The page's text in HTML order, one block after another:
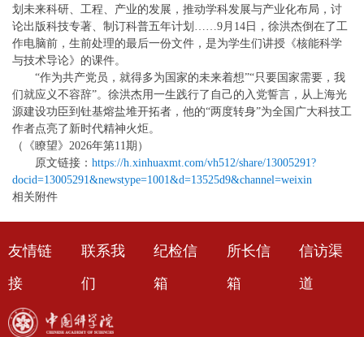
划未来科研、工程、产业的发展，推动学科发展与产业化布局，讨
论出版科技专著、制订科普五年计划……9月14日，徐洪杰倒在了工
作电脑前，生前处理的最后一份文件，是为学生们讲授《核能科学
与技术导论》的课件。
“作为共产党员，就得多为国家的未来着想”“只要国家需要，我
们就应义不容辞”。徐洪杰用一生践行了自己的入党誓言，从上海光
源建设功臣到钍基熔盐堆开拓者，他的“两度转身”为全国广大科技工
作者点亮了新时代精神火炬。
（《瞭望》2026年第11期）
原文链接： https://h.xinhuaxmt.com/vh512/share/13005291?
docid=13005291&newstype=1001&d=13525d9&channel=weixin
相关附件
友情链
接
联系我
们
纪检信
箱
所长信
箱
信访渠
道